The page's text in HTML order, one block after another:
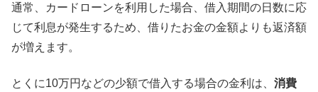
通常、カードローンを利用した場合、借入期間の日数に応
じて利息が発生するため、借りたお金の金額よりも返済額
が増えます。
とくに10万円などの少額で借入する場合の金利は、 消費